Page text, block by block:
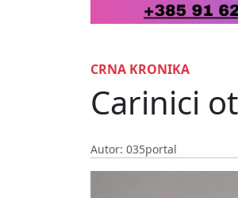
CRNA KRONIKA
Carinici
Autor: 035portal